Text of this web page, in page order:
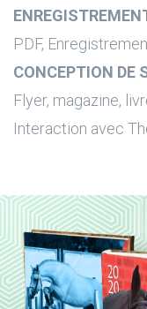
PDF,
CONCEPTION DE
Flyer, magazine,
Interaction avec